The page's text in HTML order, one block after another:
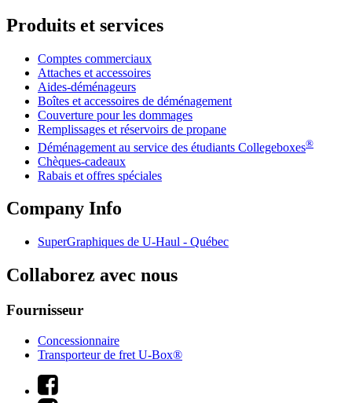
Produits et services
Comptes commerciaux
Attaches et accessoires
Aides-déménageurs
Boîtes et accessoires de déménagement
Couverture pour les dommages
Remplissages et réservoirs de propane
Déménagement au service des étudiants Collegeboxes®
Chèques-cadeaux
Rabais et offres spéciales
Company Info
SuperGraphiques de U-Haul - Québec
Collaborez avec nous
Fournisseur
Concessionnaire
Transporteur de fret U-Box®